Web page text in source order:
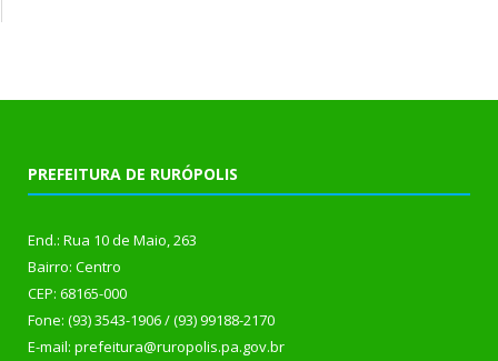
PREFEITURA DE RURÓPOLIS
End.: Rua 10 de Maio, 263
Bairro: Centro
CEP: 68165-000
Fone: (93) 3543-1906 / (93) 99188-2170
E-mail: prefeitura@ruropolis.pa.gov.br